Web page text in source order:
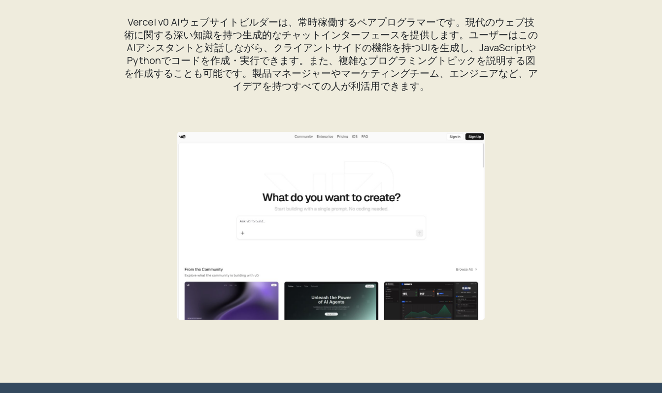
Vercel v0 AIウェブサイトビルダーは、常時稼働するペアプログラマーです。現代のウェブ技
術に関する深い知識を持つ生成的なチャットインターフェースを提供します。ユーザーはこの
AIアシスタントと対話しながら、クライアントサイドの機能を持つUIを生成し、JavaScriptや
Pythonでコードを作成・実行できます。また、複雑なプログラミングトピックを説明する図
を作成することも可能です。製品マネージャーやマーケティングチーム、エンジニアなど、ア
イデアを持つすべての人が利活用できます。